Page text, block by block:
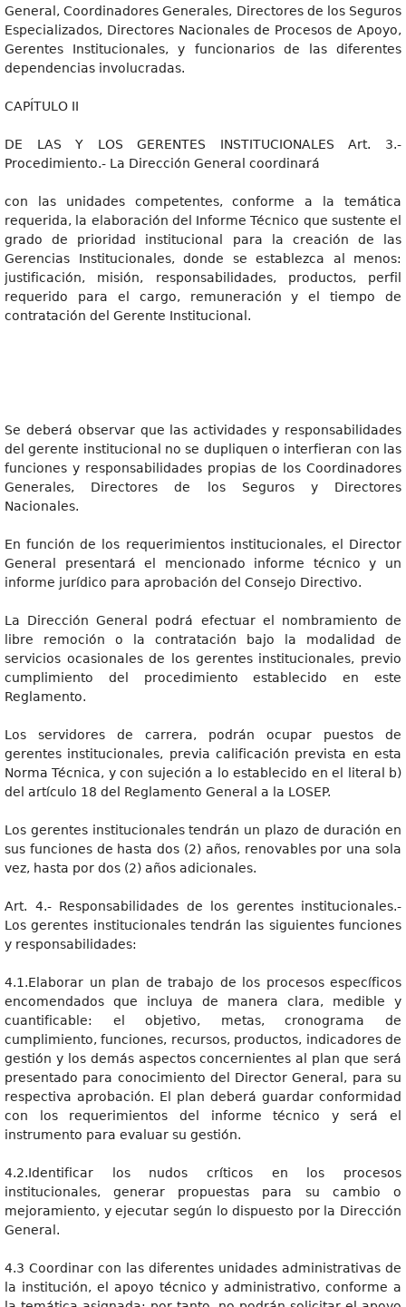
General, Coordinadores Generales, Directores de los Seguros
Especializados, Directores Nacionales de Procesos de Apoyo,
Gerentes Institucionales, y funcionarios de las diferentes
dependencias involucradas.
CAPÍTULO II
DE LAS Y LOS GERENTES INSTITUCIONALES Art. 3.-
Procedimiento.- La Dirección General coordinará
con las unidades competentes, conforme a la temática
requerida, la elaboración del Informe Técnico que sustente el
grado de prioridad institucional para la creación de las
Gerencias Institucionales, donde se establezca al menos:
justificación, misión, responsabilidades, productos, perfil
requerido para el cargo, remuneración y el tiempo de
contratación del Gerente Institucional.
Se deberá observar que las actividades y responsabilidades
del gerente institucional no se dupliquen o interfieran con las
funciones y responsabilidades propias de los Coordinadores
Generales, Directores de los Seguros y Directores
Nacionales.
En función de los requerimientos institucionales, el Director
General presentará el mencionado informe técnico y un
informe jurídico para aprobación del Consejo Directivo.
La Dirección General podrá efectuar el nombramiento de
libre remoción o la contratación bajo la modalidad de
servicios ocasionales de los gerentes institucionales, previo
cumplimiento del procedimiento establecido en este
Reglamento.
Los servidores de carrera, podrán ocupar puestos de
gerentes institucionales, previa calificación prevista en esta
Norma Técnica, y con sujeción a lo establecido en el literal b)
del artículo 18 del Reglamento General a la LOSEP.
Los gerentes institucionales tendrán un plazo de duración en
sus funciones de hasta dos (2) años, renovables por una sola
vez, hasta por dos (2) años adicionales.
Art. 4.- Responsabilidades de los gerentes institucionales.-
Los gerentes institucionales tendrán las siguientes funciones
y responsabilidades:
4.1.Elaborar un plan de trabajo de los procesos específicos
encomendados que incluya de manera clara, medible y
cuantificable: el objetivo, metas, cronograma de
cumplimiento, funciones, recursos, productos, indicadores de
gestión y los demás aspectos concernientes al plan que será
presentado para conocimiento del Director General, para su
respectiva aprobación. El plan deberá guardar conformidad
con los requerimientos del informe técnico y será el
instrumento para evaluar su gestión.
4.2.Identificar los nudos críticos en los procesos
institucionales, generar propuestas para su cambio o
mejoramiento, y ejecutar según lo dispuesto por la Dirección
General.
4.3 Coordinar con las diferentes unidades administrativas de
la institución, el apoyo técnico y administrativo, conforme a